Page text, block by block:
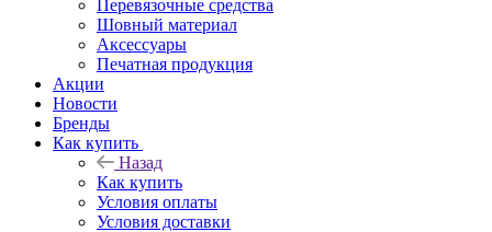
Перевязочные средства
Шовный материал
Аксессуары
Печатная продукция
Акции
Новости
Бренды
Как купить
Назад
Как купить
Условия оплаты
Условия доставки